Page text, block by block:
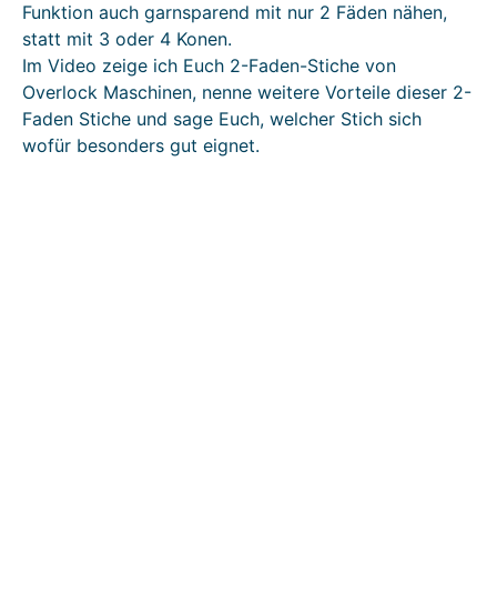
Funktion auch garnsparend mit nur 2 Fäden nähen,
statt mit 3 oder 4 Konen.
Im Video zeige ich Euch 2-Faden-Stiche von
Overlock Maschinen, nenne weitere Vorteile dieser 2-
Faden Stiche und sage Euch, welcher Stich sich
wofür besonders gut eignet.